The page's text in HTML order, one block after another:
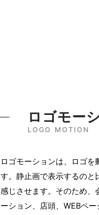
LOGO MOTION
ロゴモー
ロゴモーションは、ロゴ
す。静止画で表示するのと
感じさせます。そのため、
ーション、店頭、WEBペ